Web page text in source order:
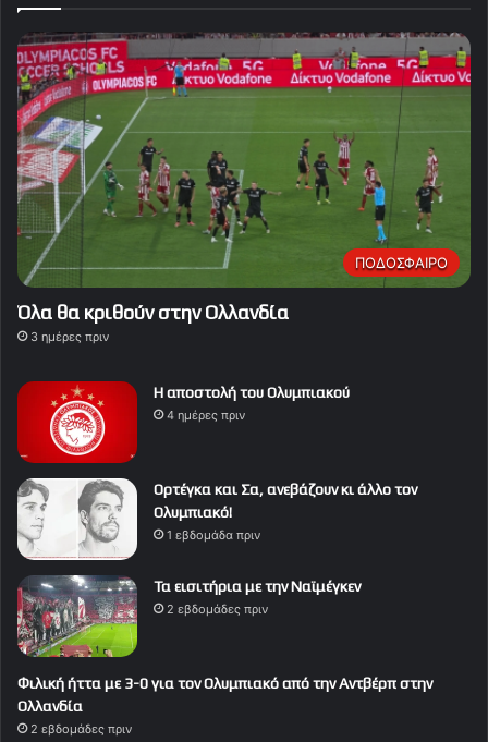
ΠΟΔΟΣΦΑΙΡΟ
Όλα θα κριθούν στην Ολλανδία
3 ημέρες πριν
Η αποστολή του Ολυμπιακού
4 ημέρες πριν
Ορτέγκα και Σα, ανεβάζουν κι άλλο τον
Ολυμπιακό!
1 εβδομάδα πριν
Τα εισιτήρια με την Ναϊμέγκεν
2 εβδομάδες πριν
Φιλική ήττα με 3-0 για τον Ολυμπιακό από την Αντβέρπ στην
Ολλανδία
2 εβδομάδες πριν